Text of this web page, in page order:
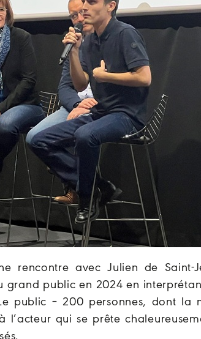
rencontre avec Julien de Saint-
grand public en 2024 en
public – 200 personnes, dont la
l’acteur qui se prête